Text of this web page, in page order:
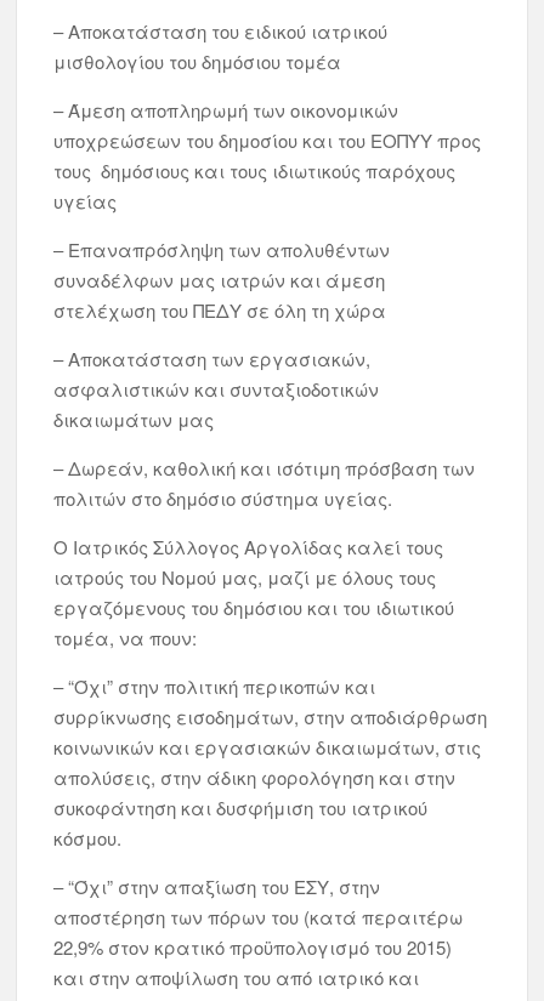
– Αποκατάσταση του ειδικού ιατρικού
μισθολογίου του δημόσιου τομέα
– Άμεση αποπληρωμή των οικονομικών
υποχρεώσεων του δημοσίου και του ΕΟΠΥΥ προς
τους δημόσιους και τους ιδιωτικούς παρόχους
υγείας
– Επαναπρόσληψη των απολυθέντων
συναδέλφων μας ιατρών και άμεση
στελέχωση του ΠΕΔΥ σε όλη τη χώρα
– Αποκατάσταση των εργασιακών,
ασφαλιστικών και συνταξιοδοτικών
δικαιωμάτων μας
– Δωρεάν, καθολική και ισότιμη πρόσβαση των
πολιτών στο δημόσιο σύστημα υγείας.
Ο Ιατρικός Σύλλογος Αργολίδας καλεί τους
ιατρούς του Νομού μας, μαζί με όλους τους
εργαζόμενους του δημόσιου και του ιδιωτικού
τομέα, να πουν:
– “Όχι” στην πολιτική περικοπών και
συρρίκνωσης εισοδημάτων, στην αποδιάρθρωση
κοινωνικών και εργασιακών δικαιωμάτων, στις
απολύσεις, στην άδικη φορολόγηση και στην
συκοφάντηση και δυσφήμιση του ιατρικού
κόσμου.
– “Όχι” στην απαξίωση του ΕΣΥ, στην
αποστέρηση των πόρων του (κατά περαιτέρω
22,9% στον κρατικό προϋπολογισμό του 2015)
και στην αποψίλωση του από ιατρικό και